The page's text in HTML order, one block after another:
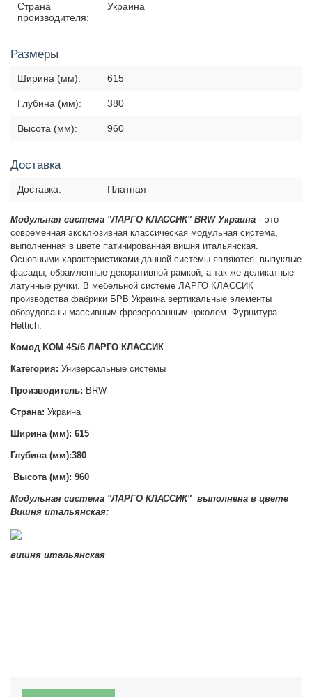
Страна
производителя:
Украина
Размеры
Ширина (мм): 615
Глубина (мм): 380
Высота (мм): 960
Доставка
Доставка: Платная
Модульная система "ЛАРГО КЛАССИК" BRW Украина - это
современная эксклюзивная классическая модульная система,
выполненная в цвете патинированная вишня итальянская.
Основными характеристиками данной системы являются выпуклые
фасады, обрамленные декоративной рамкой, а так же деликатные
латунные ручки. В мебельной системе ЛАРГО КЛАССИК
производства фабрики БРВ Украина вертикальные элементы
оборудованы массивным фрезерованным цоколем. Фурнитура
Hettich.
Комод KOM 4S/6 ЛАРГО КЛАССИК
Категория: Универсальные системы
Производитель: BRW
Страна: Украина
Ширина (мм): 615
Глубина (мм):380
Высота (мм): 960
Модульная система "ЛАРГО КЛАССИК" выполнена в цвете
Вишня итальянская:
вишня итальянская